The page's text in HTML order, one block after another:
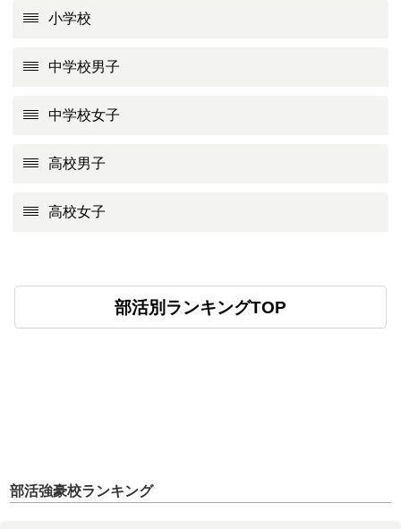
小学校
中学校男子
中学校女子
高校男子
高校女子
部活別ランキングTOP
部活強豪校ランキング